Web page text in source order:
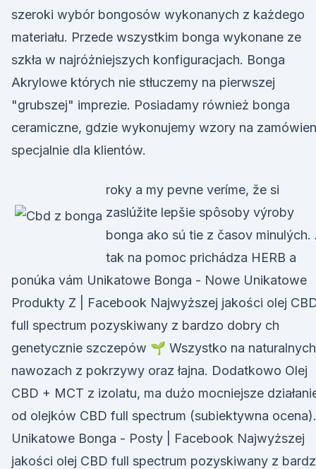
szeroki wybór bongosów wykonanych z każdego
materiału. Przede wszystkim bonga wykonane ze
szkła w najróżniejszych konfiguracjach. Bonga
Akrylowe których nie stłuczemy na pierwszej
"grubszej" imprezie. Posiadamy również bonga
ceramiczne, gdzie wykonujemy wzory na
specjalnie dla klientów.
roky a my pevne veríme, že si
zaslúžite lepšie spôsoby výroby
bonga ako sú tie z časov minulých.
tak na pomoc prichádza HERB a
ponúka vám Unikatowe Bonga - Nowe Unikatowe
Produkty Z | Facebook Najwyższej jakości olej
full spectrum pozyskiwany z bardzo dobry ch
genetycznie szczepów 🌱 Wszystko na naturalnych
nawozach z pokrzywy oraz łajna. Dodatkowo Olej
CBD + MCT z izolatu, ma dużo mocniejsze
od olejków CBD full spectrum (subiektywna ocena).
Unikatowe Bonga - Posty | Facebook Najwyższej
jakości olej CBD full spectrum pozyskiwany z